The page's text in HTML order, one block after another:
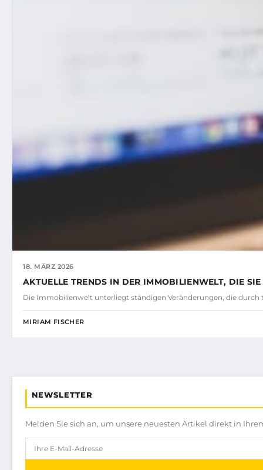
18. MÄRZ 2026
AKTUELLE TRENDS IN DER IMMOBILIENWELT, DIE SIE
Die Immobilienwelt unterliegt ständigen Veränderungen, die
MIRIAM FISCHER
NEWSLETTER
Melden Sie sich an, um unsere neuesten Artikel direkt in